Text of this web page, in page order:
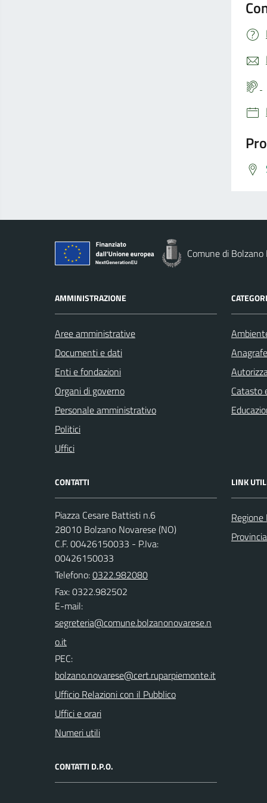
Comune di Bolzano
AMMINISTRAZIONE
Aree amministrative
Documenti e dati
Enti e fondazioni
Organi di governo
Personale amministrativo
Politici
Uffici
Catasto
CONTATTI
Piazza Cesare Battisti n.6
28010 Bolzano Novarese (NO)
C.F. 00426150033 - P.Iva:
00426150033
Telefono:0322.982080
Fax: 0322.982502
E-mail:
PEC:
Ufficio Relazioni con il Pubblico
Uffici e orari
Numeri utili
CONTATTI D.P.O.
LINK